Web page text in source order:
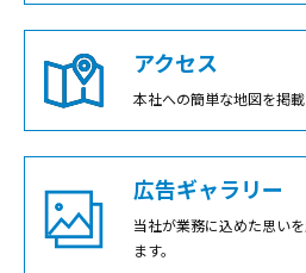
アクセス
本社への簡単な地図を掲載
広告ギャラリー
当社が業務に込めた思い
ます。